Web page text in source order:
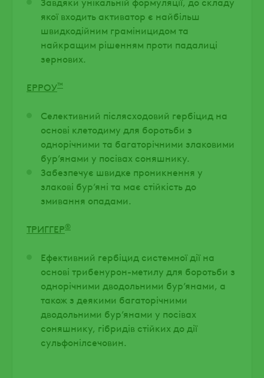
якої входить активатор є найбільш
швидкодійним граміницидом та
найкращим рішенням проти падалиці
зернових.
ЕРРОУ™
Селективний післясходовий гербіцид на
основі клетодиму для боротьби з
однорічними та багаторічними злаковими
бур’янами у посівах соняшнику.
Забезпечує швидке проникнення у
злакові бур’яні та має стійкість до
змивання опадами.
ТРИГГЕР®
Ефективний гербіцид системної дії на
основі трибенурон-метилу для боротьби з
однорічними дводольними бур’янами, а
також з деякими багаторічними
дводольними бур’янами у посівах
соняшнику, гібридів стійких до дії
сульфонілсечовин.